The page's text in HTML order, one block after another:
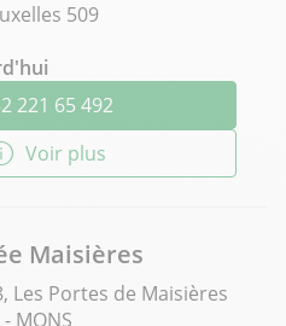
509
221 65 492
Voir plus
Maisières
Les Portes de Maisières
- MONS